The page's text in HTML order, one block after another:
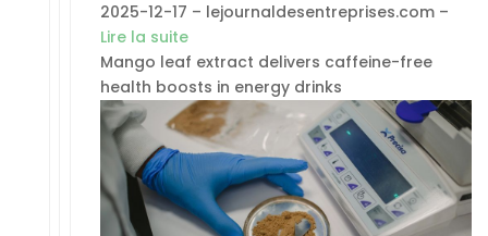
2025-12-17 – lejournaldesentreprises.com –
Lire la suite
Mango leaf extract delivers caffeine-free
health boosts in energy drinks